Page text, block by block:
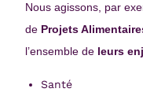
Nous agissons, par
de Projets
l’ensemble de leurs
Santé